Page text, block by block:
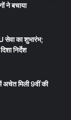
ने बचाया
सेवा का शुभारंभ;
निर्देश
मिली 9वीं की